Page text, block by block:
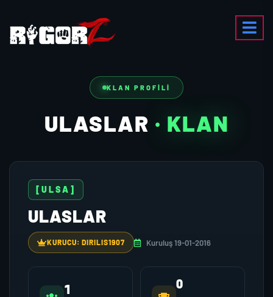
KLAN PROFILI
ULASLAR · KLAN
[ULSA]
ULASLAR
KURUCU: DIRILIS1907 Kuruluş 19-01-2016
1 0